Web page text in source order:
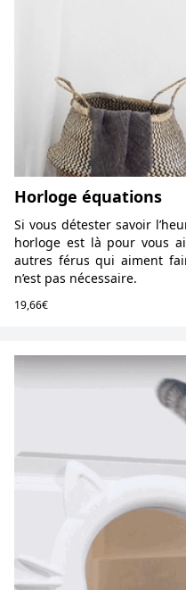
Horloge équations
Si vous détester savoir
horloge est là pour vous
autres férus qui aiment
n’est pas nécessaire.
19,66€